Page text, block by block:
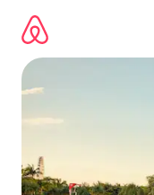
directement
contenu